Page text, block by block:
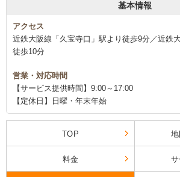
基本情報
アクセス
近鉄大阪線「久宝寺口」駅より徒歩9分／近鉄
徒歩10分
営業・対応時間
【サービス提供時間】9:00～17:00
【定休日】日曜・年末年始
TOP
料金